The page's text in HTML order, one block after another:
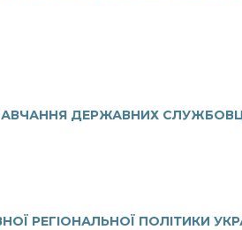
ДЕРЖАВНИХ
РЕГІОНАЛЬНОЇ ПОЛІТИКИ